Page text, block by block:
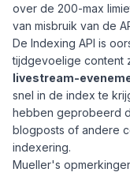
over de 200-max
van misbruik van de
De Indexing API is
tijdgevoelige content
livestream-
snel in de index te
hebben geprobeerd
blogposts of andere
indexering.
Mueller's